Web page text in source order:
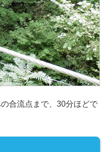
合流点まで、30分ほどで